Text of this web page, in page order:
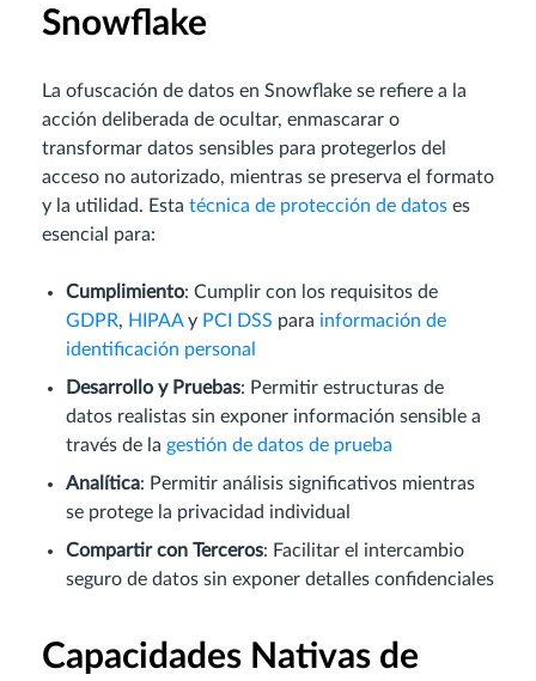
Snowflake
La ofuscación de datos en Snowflake se refiere a la
acción deliberada de ocultar, enmascarar o
transformar datos sensibles para protegerlos del
acceso no autorizado, mientras se preserva el formato
y la utilidad. Esta técnica de protección de datos es
esencial para:
Cumplimiento: Cumplir con los requisitos de
GDPR, HIPAAy PCI DSS para información de
identificación personal
Desarrollo y Pruebas: Permitir estructuras de
datos realistas sin exponer información sensible a
través de la gestión de datos de prueba
Analítica: Permitir análisis significativos mientras
se protege la privacidad individual
Compartir con Terceros: Facilitar el intercambio
seguro de datos sin exponer detalles confidenciales
Capacidades Nativas de